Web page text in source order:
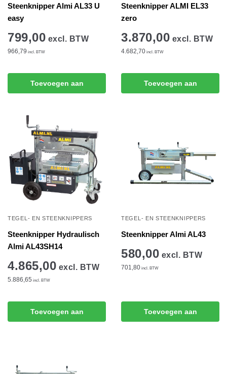
Steenknipper Almi AL33 U
easy
799,00 excl. BTW
966,79 incl. BTW
Toevoegen aan
Steenknipper ALMI EL33
zero
3.870,00 excl. BTW
4.682,70 incl. BTW
Toevoegen aan
TEGEL- EN STEENKNIPPERS
Steenknipper Hydraulisch
Almi AL43SH14
4.865,00 excl. BTW
5.886,65 incl. BTW
Toevoegen aan
TEGEL- EN STEENKNIPPERS
Steenknipper Almi AL43
580,00 excl. BTW
701,80 incl. BTW
Toevoegen aan